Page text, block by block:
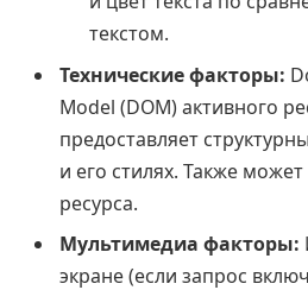
текстом.
Технические факторы:
Model (DOM) активного
предоставляет
и его стилях. Также
ресурса.
Мультимедиа факторы:
экране (если запрос